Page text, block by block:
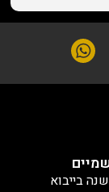
חברת JB, י.בירותי מתמחה למעלה מ 30 שנה בייבוא